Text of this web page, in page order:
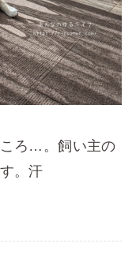
ろ…。飼い主の
。汗